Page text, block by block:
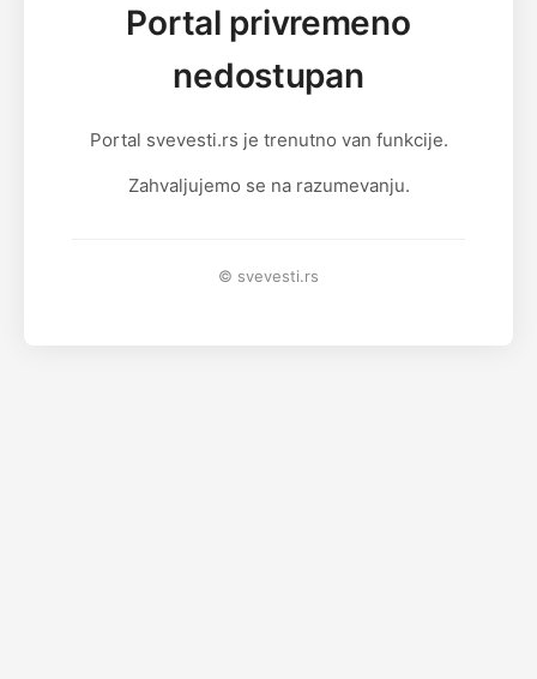
Portal privremeno
nedostupan
Portal svevesti.rs je trenutno van funkcije.
Zahvaljujemo se na razumevanju.
© svevesti.rs